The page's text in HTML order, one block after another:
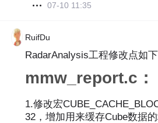
07-10 11:35
RuifDu
RadarAnalysis工程修改点如下
mmw_report.c：
1.修改宏
32，增加用来缓存Cube数据